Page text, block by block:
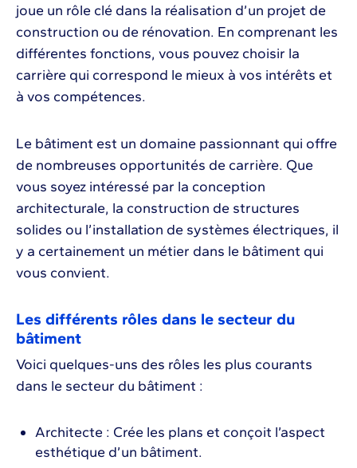
joue un rôle clé dans la réalisation d’un projet de
construction ou de rénovation. En comprenant les
différentes fonctions, vous pouvez choisir la
carrière qui correspond le mieux à vos intérêts et
à vos compétences.
Le bâtiment est un domaine passionnant qui offre
de nombreuses opportunités de carrière. Que
vous soyez intéressé par la conception
architecturale, la construction de structures
solides ou l’installation de systèmes électriques, il
y a certainement un métier dans le bâtiment qui
vous convient.
Les différents rôles dans le secteur du
bâtiment
Voici quelques-uns des rôles les plus courants
dans le secteur du bâtiment :
Architecte : Crée les plans et conçoit l’aspect
esthétique d’un bâtiment.